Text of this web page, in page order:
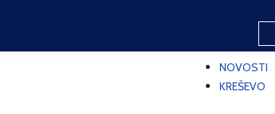
NOVOSTI
KREŠEVO